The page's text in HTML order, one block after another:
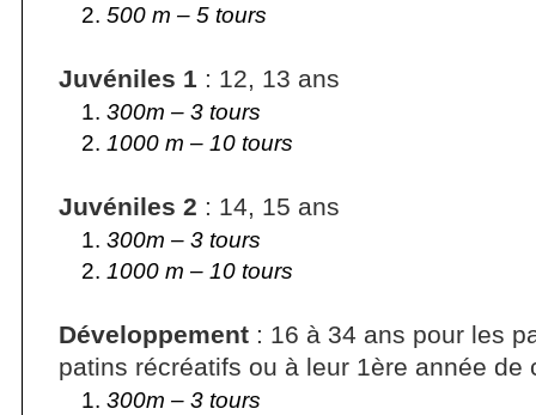
500 m – 5 tours
Juvéniles 1 : 12, 13 ans
300m – 3 tours
1000 m – 10 tours
Juvéniles 2 : 14, 15 ans
300m – 3 tours
1000 m – 10 tours
Développement : 16 à 34 ans pour les
patins récréatifs ou à leur 1ère année de
300m – 3 tours